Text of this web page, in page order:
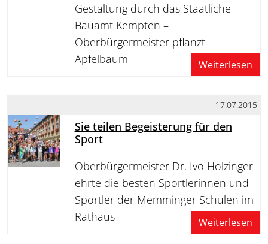
Gestaltung durch das Staatliche
Bauamt Kempten –
Oberbürgermeister pflanzt
Apfelbaum
Weiterlesen
17.07.2015
Sie teilen Begeisterung für den
Sport
Oberbürgermeister Dr. Ivo Holzinger
ehrte die besten Sportlerinnen und
Sportler der Memminger Schulen im
Rathaus
Weiterlesen